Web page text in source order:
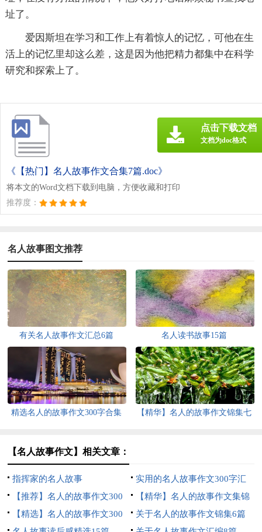
址了。
爱因斯坦在学习和工作上有着惊人的记忆，可他在生
活上的记忆里却这么差，这是因为他把精力都集中在科学
研究和探索上了。
《【热门】名人故事作文合集7篇.doc》
将本文的Word文档下载到电脑，方便收藏和打印
推荐度：
点击下载文档
文档为doc格式
名人故事图文推荐
有关名人故事作文汇总6篇 名人读书故事15篇
精选名人的故事作文300字合集
【精华】名人的故事作文锦集七
【名人故事作文】相关文章：
指挥家的名人故事
实用的名人故事作文300字汇
总七篇
【推荐】名人的故事作文300
字四篇
【精华】名人的故事作文集锦
8篇
【精选】名人的故事作文300
关于名人的故事作文锦集6篇